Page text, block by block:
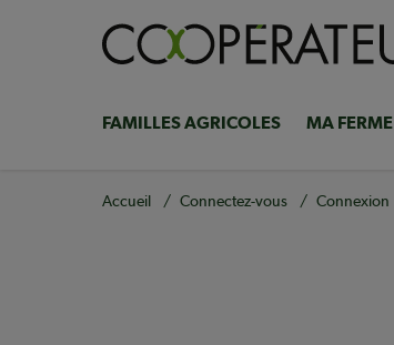
Navigation
principale
FAMILLES AGRICOLES MA FERME
Fil
Accueil Connectez-vous Connexion